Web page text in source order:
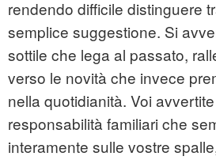
rendendo difficile distinguere
semplice suggestione. Si
sottile che lega al passato,
verso le novità che invece
nella quotidianità. Voi
responsabilità familiari che
interamente sulle vostre